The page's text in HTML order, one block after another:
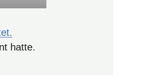
hatte.